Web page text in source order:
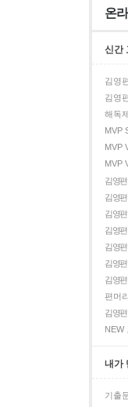
온
신간
김영
김영
해독
MVP
MVP
MVP
김영
김영
김영
김영
김영
김영
김영
편머
김영
NEW
내가
기출